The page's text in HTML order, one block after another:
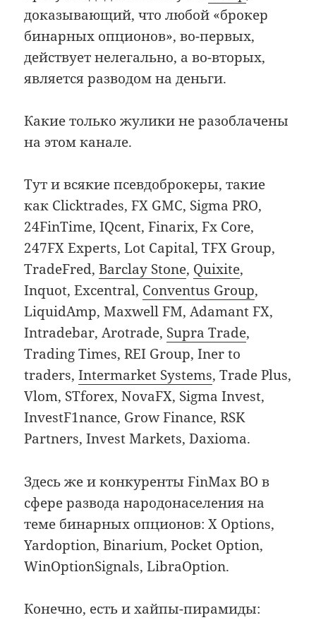
доказывающий, что любой «брокер
бинарных опционов», во-первых,
действует нелегально, а во-вторых,
является разводом на деньги.
Какие только жулики не разоблачены
на этом канале.
Тут и всякие псевдоброкеры, такие
как Clicktrades, FX GMC, Sigma PRO,
24FinTime, IQcent, Finarix, Fx Core,
247FX Experts, Lot Capital, TFX Group,
TradeFred,Barclay Stone, Quixite,
Inquot, Excentral, Conventus Group,
LiquidAmp, Maxwell FM, Adamant FX,
Intradebar, Arotrade, Supra Trade,
Trading Times, REI Group, Iner to
traders,Intermarket Systems, Trade Plus,
Vlom, STforex, NovaFX, Sigma Invest,
InvestF1nance, Grow Finance, RSK
Partners, Invest Markets, Daxioma.
Здесь же и конкуренты FinMax BO в
сфере развода народонаселения на
теме бинарных опционов: X Options,
Yardoption, Binarium, Pocket Option,
WinOptionSignals, LibraOption.
Конечно, есть и хайпы-пирамиды: